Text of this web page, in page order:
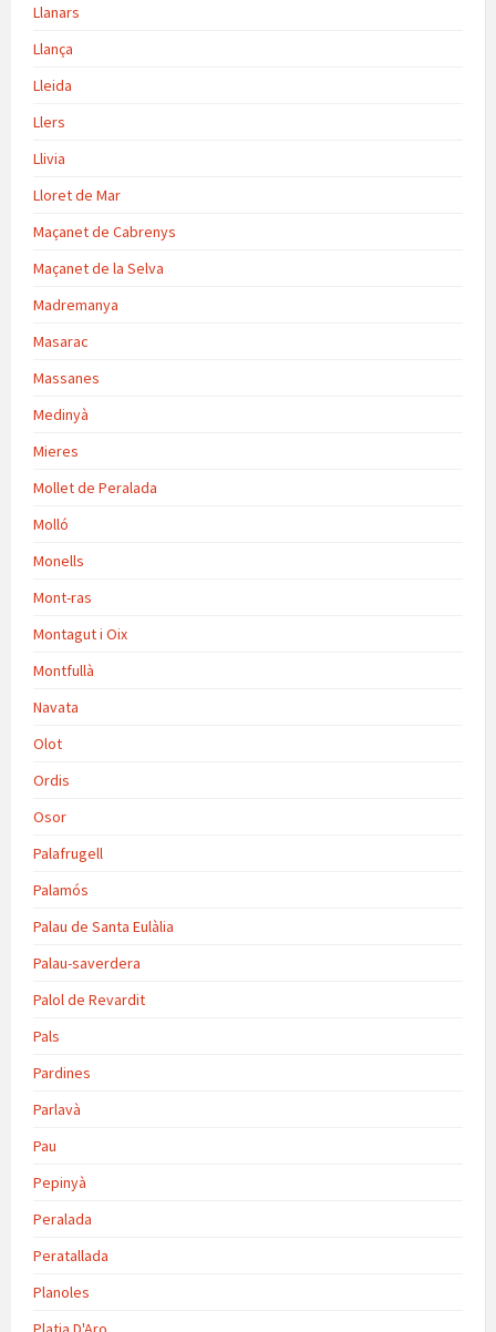
Llanars
Llança
Lleida
Llers
Llivia
Lloret de Mar
Maçanet de Cabrenys
Maçanet de la Selva
Madremanya
Masarac
Massanes
Medinyà
Mieres
Mollet de Peralada
Molló
Monells
Mont-ras
Montagut i Oix
Montfullà
Navata
Olot
Ordis
Osor
Palafrugell
Palamós
Palau de Santa Eulàlia
Palau-saverdera
Palol de Revardit
Pals
Pardines
Parlavà
Pau
Pepinyà
Peralada
Peratallada
Planoles